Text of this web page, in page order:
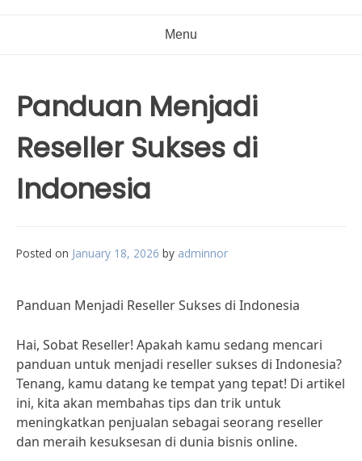
Menu
Panduan Menjadi
Reseller Sukses di
Indonesia
Posted on January 18, 2026 by adminnor
Panduan Menjadi Reseller Sukses di Indonesia
Hai, Sobat Reseller! Apakah kamu sedang mencari
panduan untuk menjadi reseller sukses di Indonesia?
Tenang, kamu datang ke tempat yang tepat! Di artikel
ini, kita akan membahas tips dan trik untuk
meningkatkan penjualan sebagai seorang reseller
dan meraih kesuksesan di dunia bisnis online.